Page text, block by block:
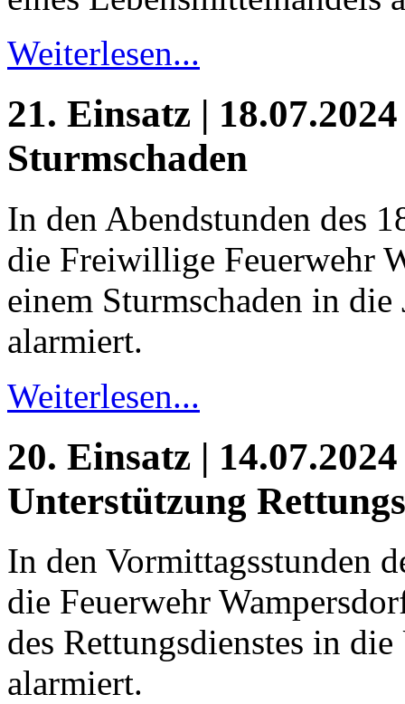
Weiterlesen...
21. Einsatz |
Sturmschaden
In den Abendstunden des
die Freiwillige Feuerwehr
einem Sturmschaden in die
alarmiert.
Weiterlesen...
20. Einsatz |
Unterstützung
In den Vormittagsstunden
die Feuerwehr
des Rettungsdienstes in
alarmiert.